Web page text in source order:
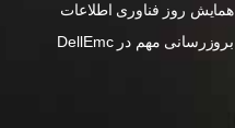
همایش روز فناوری اطلاعات
بروزرسانی مهم در DellEmc